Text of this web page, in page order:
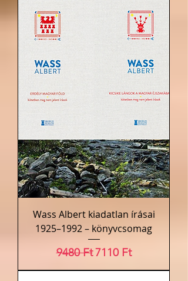
Wass Albert kiadatlan írásai
1925–1992 – könyvcsomag
Szokásos ár
9480 FtAkciós ár
7110 Ft